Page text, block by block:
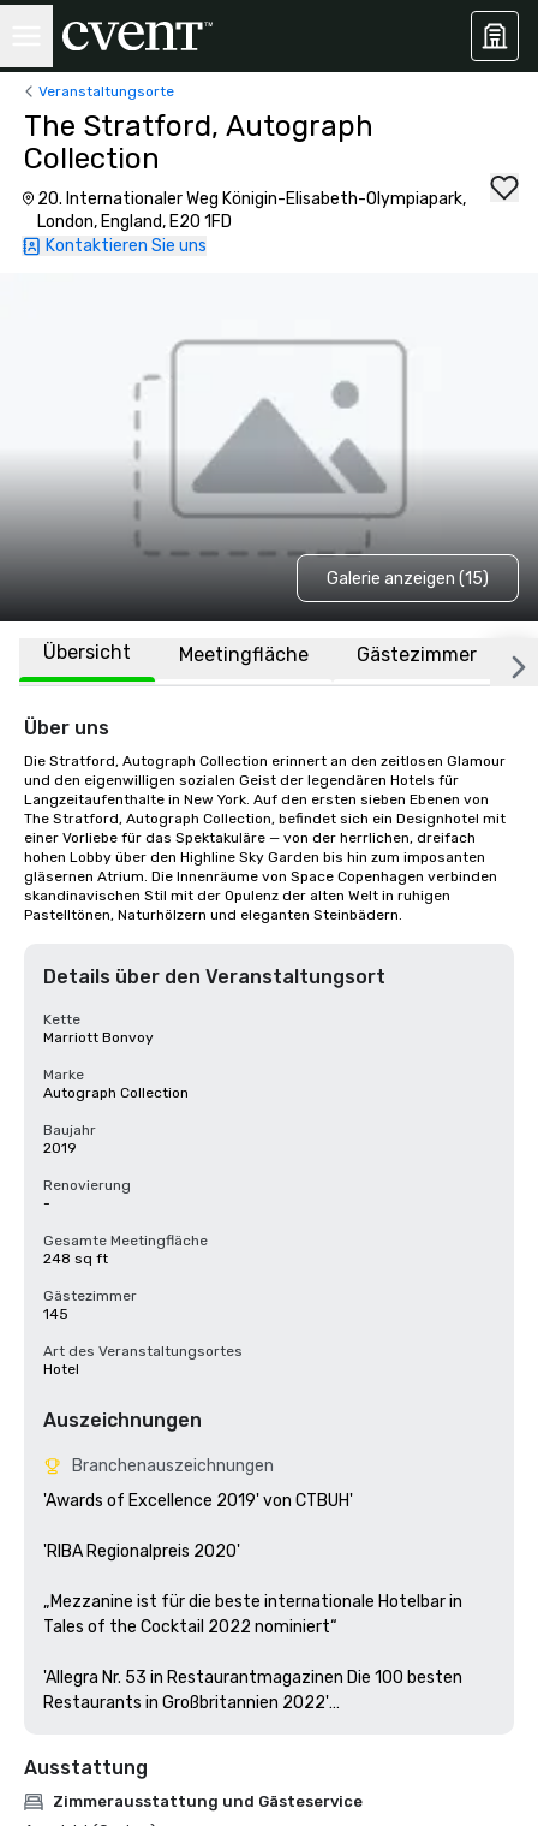
Veranstaltungsorte
The Stratford, Autograph
Collection
20. Internationaler Weg Königin-Elisabeth-Olympiapark,
London, England, E20 1FD
Kontaktieren Sie uns
Galerie anzeigen (15)
Übersicht Meetingfläche Gästezimmer
Über uns
Die Stratford, Autograph Collection erinnert an den zeitlosen Glamour
und den eigenwilligen sozialen Geist der legendären Hotels für
Langzeitaufenthalte in New York. Auf den ersten sieben Ebenen von
The Stratford, Autograph Collection, befindet sich ein Designhotel mit
einer Vorliebe für das Spektakuläre — von der herrlichen, dreifach
hohen Lobby über den Highline Sky Garden bis hin zum imposanten
gläsernen Atrium. Die Innenräume von Space Copenhagen verbinden
skandinavischen Stil mit der Opulenz der alten Welt in ruhigen
Pastelltönen, Naturhölzern und eleganten Steinbädern.
Details über den Veranstaltungsort
Kette
Marriott Bonvoy
Marke
Autograph Collection
Baujahr
2019
Renovierung
-
Gesamte Meetingfläche
248 sq ft
Gästezimmer
145
Art des Veranstaltungsortes
Hotel
Auszeichnungen
Branchenauszeichnungen
'Awards of Excellence 2019' von CTBUH'
'RIBA Regionalpreis 2020'
„Mezzanine ist für die beste internationale Hotelbar in
Tales of the Cocktail 2022 nominiert“
'Allegra Nr. 53 in Restaurantmagazinen Die 100 besten
Restaurants in Großbritannien 2022'
Ausstattung
Zimmerausstattung und Gästeservice